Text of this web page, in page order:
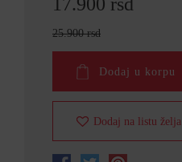
25.900 rsd
Dodaj u korpu
Dodaj na listu želja